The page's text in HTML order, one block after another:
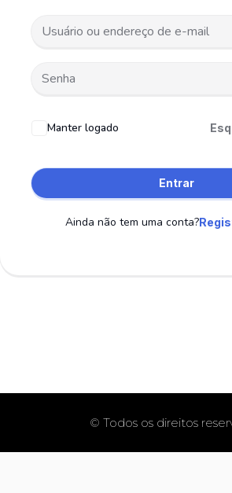
Manter logado
Entrar
Ainda não tem uma conta?
© Todos os direitos